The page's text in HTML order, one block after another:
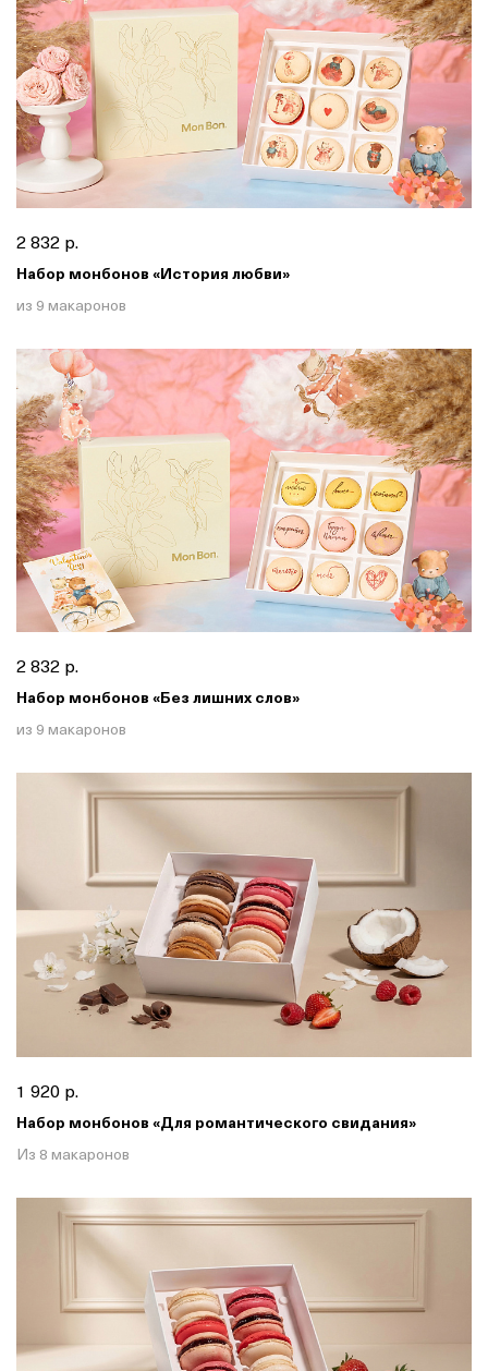
2 832 р.
Набор монбонов «История любви»
из 9 макаронов
2 832 р.
Набор монбонов «Без лишних слов»
из 9 макаронов
1 920 р.
Набор монбонов «Для романтического свидания»
Из 8 макаронов